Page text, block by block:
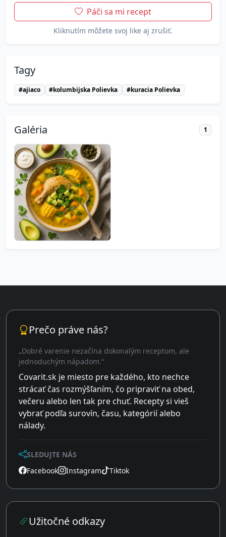
Páči sa mi recept
Kliknutím môžete svoj like aj zrušiť.
Tagy
#ajiaco #kolumbijska Polievka #kuracia Polievka
Galéria 1
Prečo práve nás?
„Dobré varenie nezačína dokonalým receptom, ale
jednoduchým nápadom.“
Covarit.sk je miesto pre každého, kto nechce
strácať čas rozmýšľaním, čo pripraviť na obed,
večeru alebo len tak pre chuť. Recepty si vieš
vybrať podľa surovín, času, kategórií alebo
nálady.
SLEDUJTE NÁS
Facebook
Instagram Tiktok
Užitočné odkazy